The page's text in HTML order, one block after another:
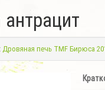
Дровяная печь TMF Бирюса